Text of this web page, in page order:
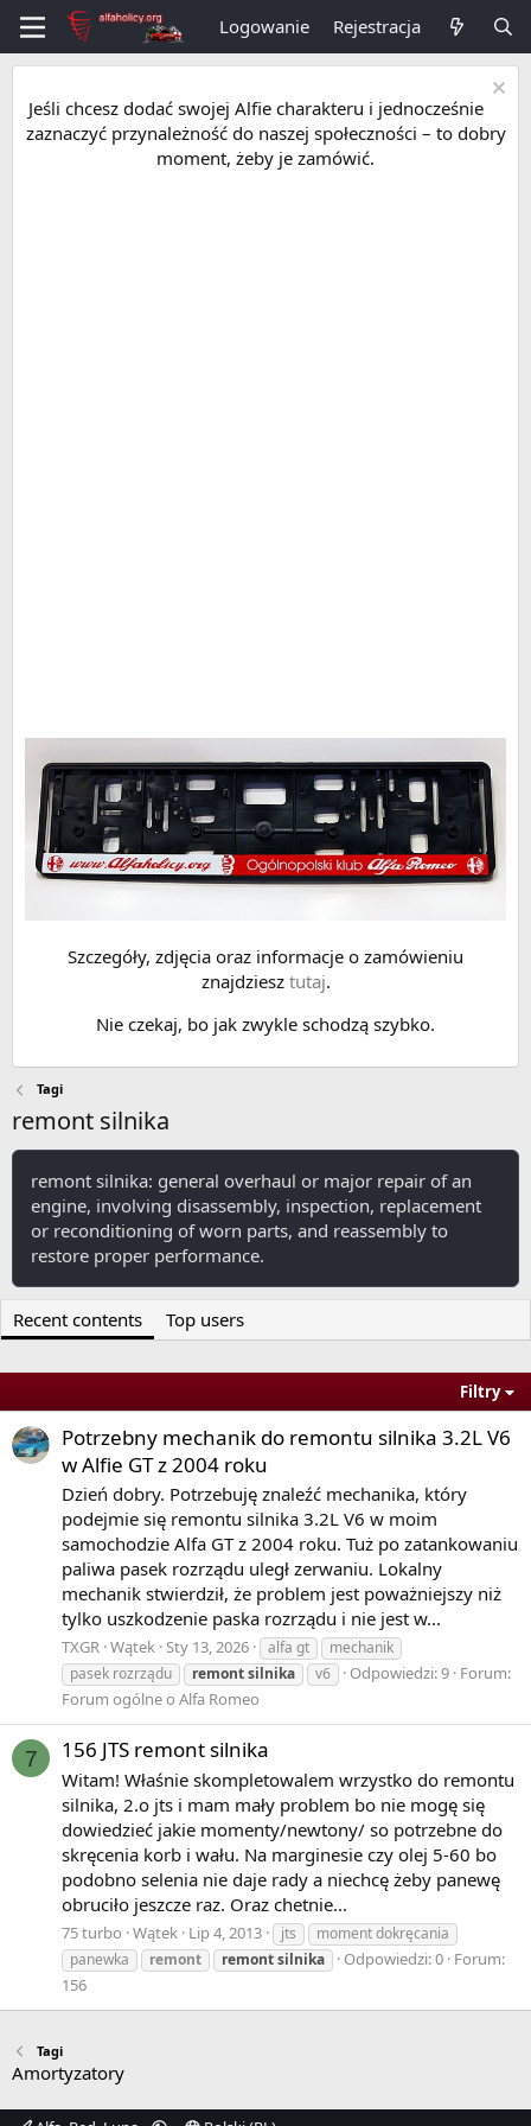
Logowanie Rejestracja
Jeśli chcesz dodać swojej Alfie charakteru i jednocześnie
zaznaczyć przynależność do naszej społeczności – to dobry
moment, żeby je zamówić.
Szczegóły, zdjęcia oraz informacje o zamówieniu
znajdziesz tutaj.
Nie czekaj, bo jak zwykle schodzą szybko.
Tagi
remont silnika
remont silnika: general overhaul or major repair of an
engine, involving disassembly, inspection, replacement
or reconditioning of worn parts, and reassembly to
restore proper performance.
Recent contents Top users
Filtry
Potrzebny mechanik do remontu silnika 3.2L V6
w Alfie GT z 2004 roku
Dzień dobry. Potrzebuję znaleźć mechanika, który
podejmie się remontu silnika 3.2L V6 w moim
samochodzie Alfa GT z 2004 roku. Tuż po zatankowaniu
paliwa pasek rozrządu uległ zerwaniu. Lokalny
mechanik stwierdził, że problem jest poważniejszy niż
tylko uszkodzenie paska rozrządu i nie jest w...
TXGR Wątek Sty 13, 2026 alfa gt
mechanik
pasek rozrządu
remontsilnika v6 Odpowiedzi: 9 Forum:
Forum ogólne o Alfa Romeo
7 156 JTS remont silnika
Witam! Właśnie skompletowalem wrzystko do remontu
silnika, 2.o jts i mam mały problem bo nie mogę się
dowiedzieć jakie momenty/newtony/ so potrzebne do
skręcenia korb i wału. Na marginesie czy olej 5-60 bo
podobno selenia nie daje rady a niechcę żeby panewę
obruciło jeszcze raz. Oraz chetnie...
75 turbo Wątek Lip 4, 2013 jts
moment dokręcania
panewka
remont remontsilnika Odpowiedzi: 0 Forum:
156
Tagi
Amortyzatory